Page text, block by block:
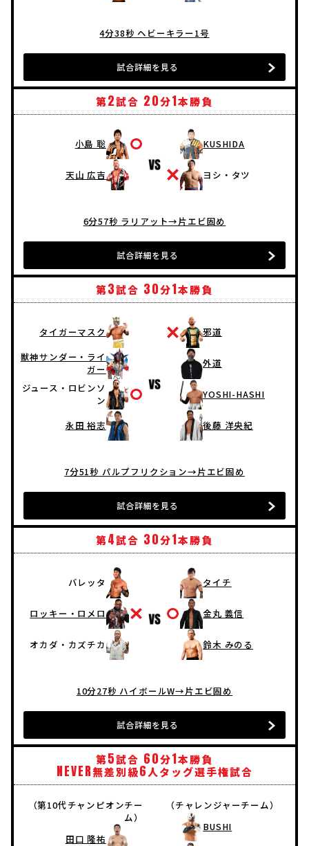
4分38秒 ヘビーキラー1号
試合詳細を見る
第2試合 20分1本勝負
小島 聡
天山 広吉
KUSHIDA
ヨシ・タツ
6分57秒 ラリアット→片エビ固め
試合詳細を見る
第3試合 30分1本勝負
タイガーマスク
獣神サンダー・ライ
ガー
ジュース・ロビンソ
ン
永田 裕志
邪道
外道
YOSHI-HASHI
後藤 洋央紀
7分51秒 パルプフリクション→片エビ固め
試合詳細を見る
第4試合 30分1本勝負
バレッタ
ロッキー・ロメロ
オカダ・カズチカ
タイチ
金丸 義信
鈴木 みのる
10分27秒 ハイボールW→片エビ固め
試合詳細を見る
第5試合 60分1本勝負
NEVER無差別級6人タッグ選手権試合
（第10代チャンピオンチー
ム）
田口 隆祐
（チャレンジャーチーム）
BUSHI